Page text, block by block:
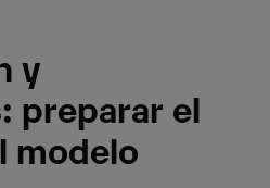
y
preparar el
modelo